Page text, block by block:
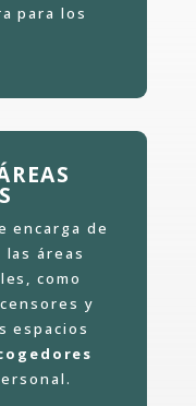
para los
encarga de
las áreas
como
y
espacios